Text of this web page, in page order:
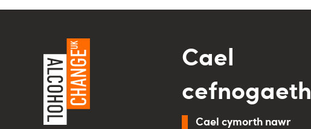
Cael
cefnogaeth
Cael cymorth nawr